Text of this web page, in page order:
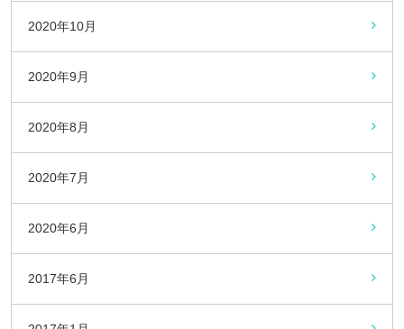
2020年10月
2020年9月
2020年8月
2020年7月
2020年6月
2017年6月